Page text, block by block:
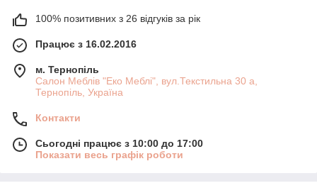
100% позитивних з 26 відгуків за рік
Працює з 16.02.2016
м. Тернопіль
Салон Меблів "Еко Меблі", вул.Текстильна 30 а,
Тернопіль, Україна
Контакти
Сьогодні працює з 10:00 до 17:00
Показати весь графік роботи